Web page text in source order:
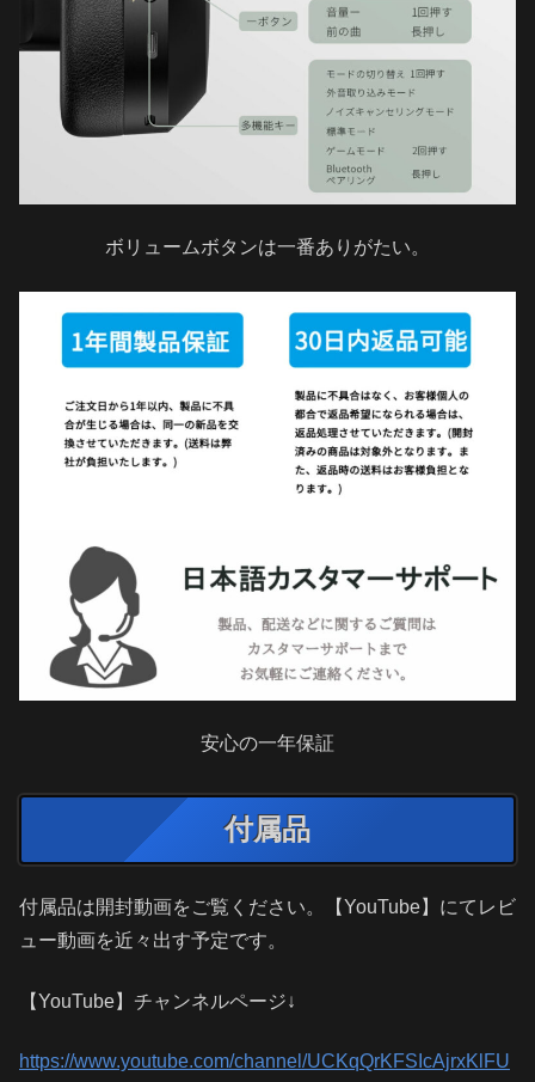
ボリュームボタンは一番ありがたい。
安心の一年保証
付属品
付属品は開封動画をご覧ください。【YouTube】にてレビ
ュー動画を近々出す予定です。
【YouTube】チャンネルページ↓
https://www.youtube.com/channel/UCKqQrKFSIcAjrxKlFU